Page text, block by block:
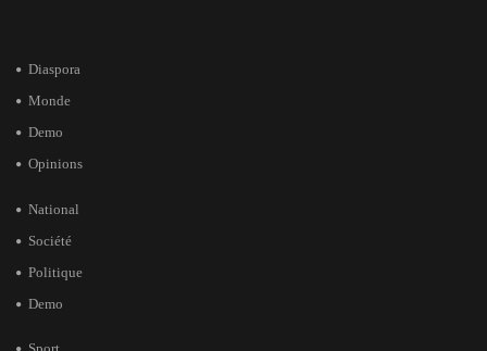
Diaspora
Monde
Demo
Opinions
National
Société
Politique
Demo